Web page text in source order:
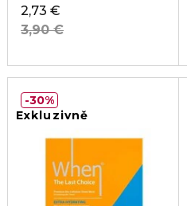
2,73 €
3,90 €
Exkluzivně
30%